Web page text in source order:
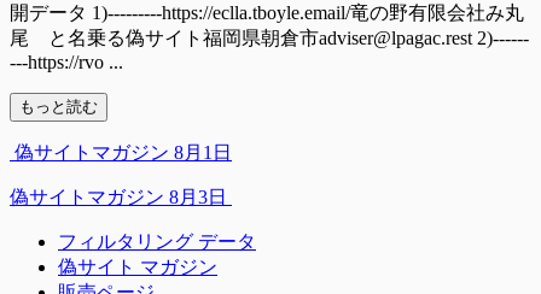
開データ 1)---------https://eclla.tboyle.email/竜の野有限会社み丸
尾 と名乗る偽サイト福岡県朝倉市adviser@lpagac.rest 2)------
---https://rvo ...
もっと読む
偽サイトマガジン 8月1日
偽サイトマガジン 8月3日
フィルタリング データ
偽サイト マガジン